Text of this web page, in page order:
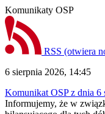
Komunikaty OSP
RSS (otwiera
6 sierpnia 2026, 14:45
Komunikat OSP z dnia 6
Informujemy, że w